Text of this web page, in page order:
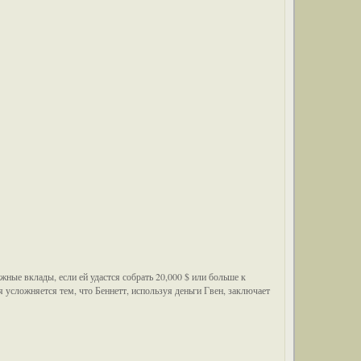
вклады, если ей удастся собрать 20,000 $ или больше к
тем, что Беннетт, используя деньги Гвен, заключает